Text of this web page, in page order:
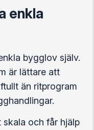
enkla
bygglov själv.
är lättare att
än ritprogram
och får hjälp